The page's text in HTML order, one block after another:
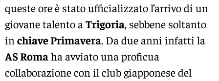
queste ore è stato ufficializzato l’arrivo di un
giovane talento a Trigoria, sebbene soltanto
in chiave Primavera. Da due anni infatti la
AS Romaha avviato una proficua
collaborazione con il club giapponese del